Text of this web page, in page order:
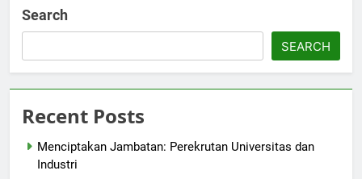
Search
SEARCH
Recent Posts
Menciptakan Jambatan: Perekrutan Universitas dan
Industri